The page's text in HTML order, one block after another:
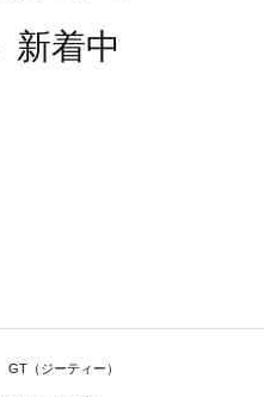
新着中
GT（ジーティー）